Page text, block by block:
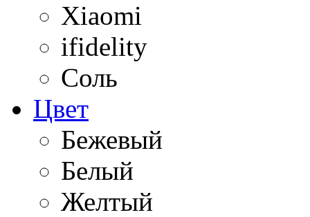
Xiaomi
ifidelity
Соль
Цвет
Бежевый
Белый
Желтый